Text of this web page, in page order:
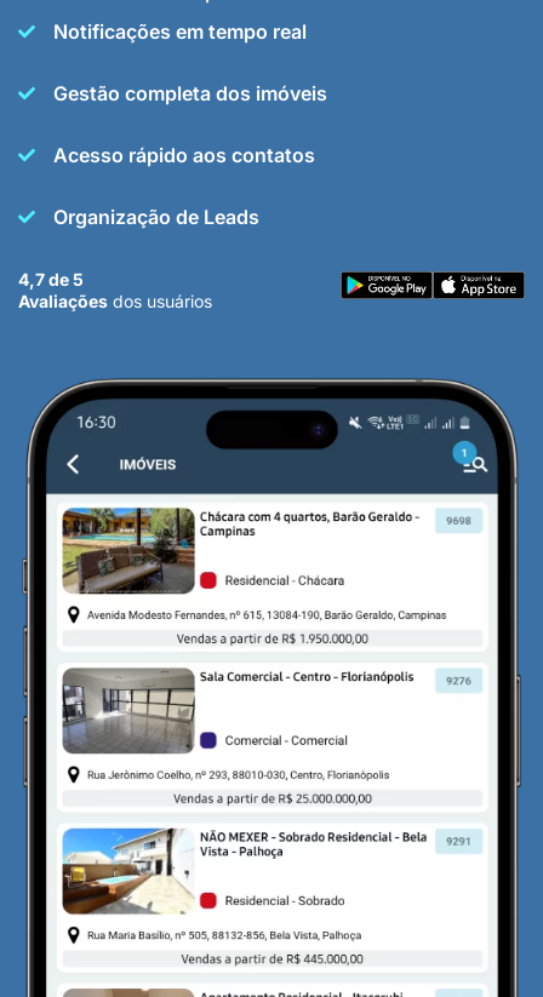
Notificações em tempo real
Gestão completa dos imóveis
Acesso rápido aos contatos
Organização de Leads
4,7 de 5
Avaliações dos usuários